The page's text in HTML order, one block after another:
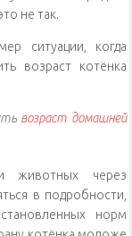
не так.
ситуации, когда
возраст котёнка
возраст домашней
животных через
в подробности,
норм